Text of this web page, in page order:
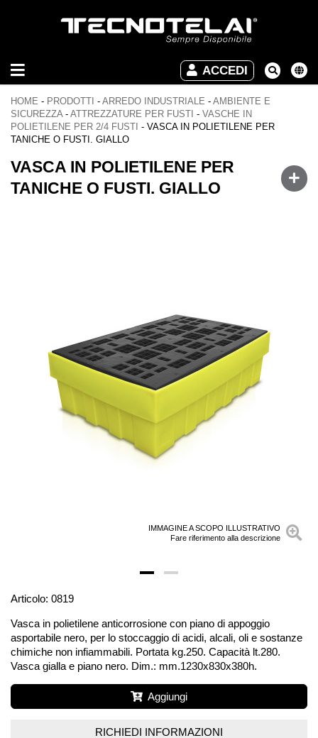
ACCEDI
INDUSTRIALE
ARREDO
UFFICIO
DOWNLOAD
VIDEO
HOME - PRODOTTI - ARREDO INDUSTRIALE - AMBIENTE E
SICUREZZA- ATTREZZATURE PER FUSTI - VASCHE IN
POLIETILENE PER 2/4 FUSTI - VASCA IN POLIETILENE PER
TANICHE O FUSTI. GIALLO
VASCA IN POLIETILENE PER
TANICHE O FUSTI. GIALLO
IMMAGINE A SCOPO ILLUSTRATIVO
Fare riferimento alla descrizione
Articolo: 0819
Vasca in polietilene anticorrosione con piano di appoggio
asportabile nero, per lo stoccaggio di acidi, alcali, oli e sostanze
chimiche non infiammabili. Portata kg.250. Capacità lt.280.
Vasca gialla e piano nero. Dim.: mm.1230x830x380h.
Aggiungi
RICHIEDI INFORMAZIONI